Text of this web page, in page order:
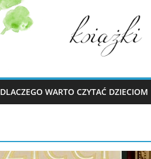
DLACZEGO WARTO CZYTAĆ DZIECIOM